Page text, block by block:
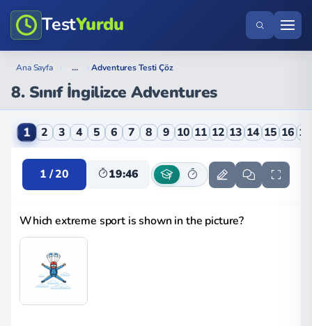
TestYurdu
Ana Sayfa › ... › Adventures Testi Çöz
8. Sınıf İngilizce Adventures
8. Sınıf İngilizce Adventures Online Testi
1 2 3 4 5 6 7 8 9 10 11 12 13 14 15 16 17
1 / 20 19:45
Which extreme sport is shown in the picture?